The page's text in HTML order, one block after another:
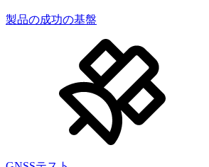
製品の成功の基盤